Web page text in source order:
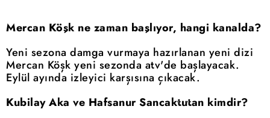
Mercan Köşk ne zaman başlıyor, hangi kanalda?
Yeni sezona damga vurmaya hazırlanan yeni dizi
Mercan Köşk yeni sezonda atv'de başlayacak.
Eylül ayında izleyici karşısına çıkacak.
Kubilay Aka ve Hafsanur Sancaktutan kimdir?